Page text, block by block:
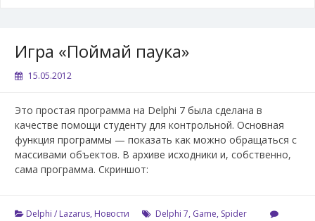
Игра «Поймай паука»
15.05.2012
Это простая программа на Delphi 7 была сделана в
качестве помощи студенту для контрольной. Основная
функция программы — показать как можно обращаться с
массивами объектов. В архиве исходники и, собственно,
сама программа. Скриншот:
Delphi / Lazarus, Новости Delphi 7, Game, Spider